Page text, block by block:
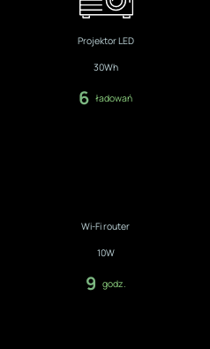
Projektor LED
30Wh
6 ładowań
Wi-Fi router
10W
9 godz.